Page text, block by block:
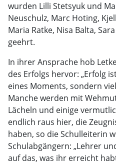
wurden Lilli Stetsyuk und
Neuschulz, Marc Hoting,
Maria Ratke, Nisa Balta,
geehrt.
In ihrer Ansprache hob
des Erfolgs hervor: „Erfolg
eines Moments, sondern
Manche werden mit
Lächeln und einige
endlich raus hier, die
haben, so die Schulleiterin
Schulabgängern: „Lehrer
auf das, was ihr erreicht